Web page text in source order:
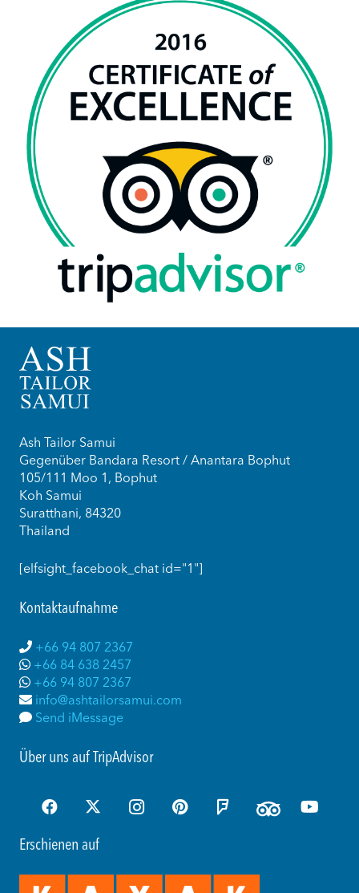
Ash Tailor Samui
Gegenüber Bandara Resort / Anantara Bophut
105/111 Moo 1, Bophut
Koh Samui
Suratthani, 84320
Thailand
[elfsight_facebook_chat id="1"]
Kontaktaufnahme
+66 94 807 2367
+66 84 638 2457
+66 94 807 2367
info@ashtailorsamui.com
Send iMessage
Über uns auf TripAdvisor
Erschienen auf